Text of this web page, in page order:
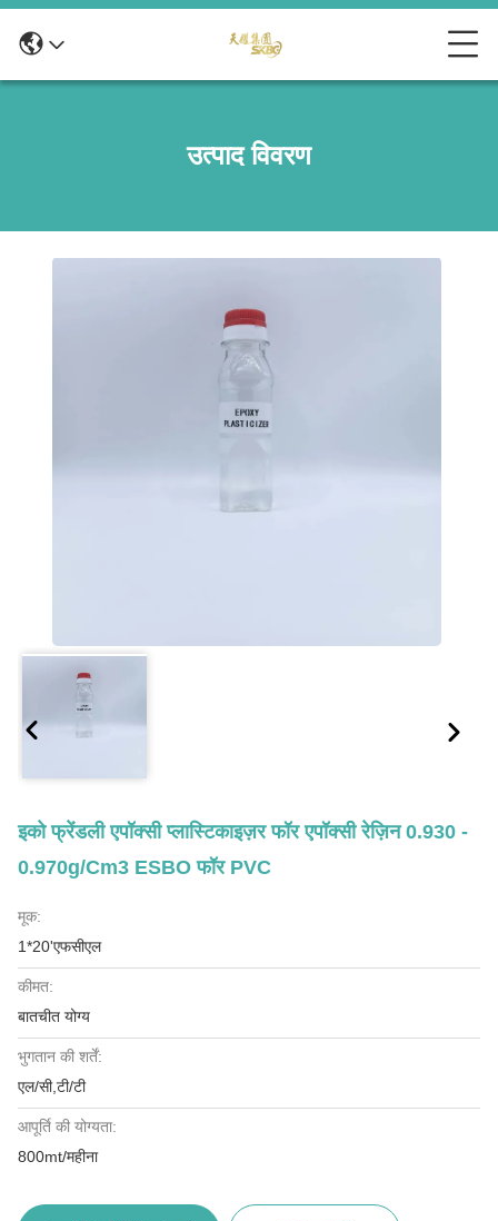
उत्पाद विवरण
इको फ्रेंडली एपॉक्सी प्लास्टिकाइज़र फॉर एपॉक्सी रेज़िन 0.930 -
0.970g/Cm3 ESBO फॉर PVC
मूक:
1*20'एफसीएल
कीमत:
बातचीत योग्य
भुगतान की शर्तें:
एल/सी,टी/टी
आपूर्ति की योग्यता:
800mt/महीना